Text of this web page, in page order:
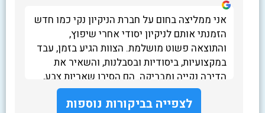
אני ממליצה בחום על חברת הניקיון נקי כמו חדש
הזמנתי אותם לניקיון יסודי אחרי שיפוץ,
והתוצאה פשוט מושלמת. הצוות הגיע בזמן, עבד
במקצועיות, ביסודיות ובסבלנות, והשאיר את
הדירה נקייה ומבריקה. הם הסירו שאריות צבע,
אבק ולכלוך מכל פינה, ולא עזבו עד שהכול היה
לשביעות רצוני.לצפייה בביקורות נוספות